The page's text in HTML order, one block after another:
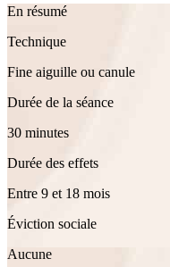
En résumé
Technique
Fine aiguille ou canule
Durée de la séance
30 minutes
Durée des effets
Entre 9 et 18 mois
Éviction sociale
Aucune